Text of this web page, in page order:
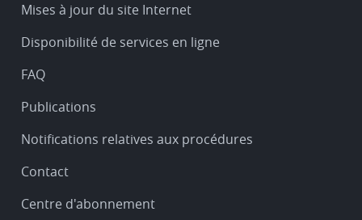
Service
support
Mises à jour du site Internet
Disponibilité de services en ligne
FAQ
Publications
Notifications relatives aux procédures
Contact
Centre d'abonnement